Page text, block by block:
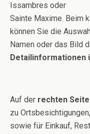
Issambres oder
Sainte Maxime. Beim
können Sie die
Namen oder das Bild
Detailinformationen
Auf der rechten Seite
zu
sowie für Einkauf,